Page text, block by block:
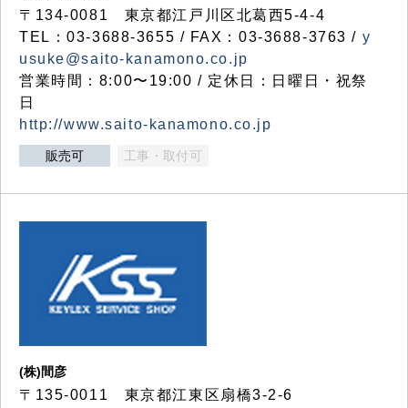
〒134-0081 東京都江戸川区北葛西5-4-4
TEL：03-3688-3655 / FAX：03-3688-3763 / y
usuke@saito-kanamono.co.jp
営業時間：8:00〜19:00 / 定休日：日曜日・祝祭
日
http://www.saito-kanamono.co.jp
販売可 工事・取付可
(株)間彦
〒135-0011 東京都江東区扇橋3-2-6